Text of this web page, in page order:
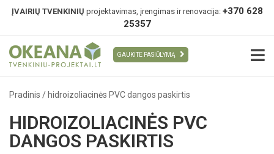
ĮVAIRIŲ TVENKINIŲ projektavimas, įrengimas ir renovacija: +370 628
25357
GAUKITE PASIŪLYMĄ
Pradinis / hidroizoliacinės PVC dangos paskirtis
HIDROIZOLIACINĖS PVC
DANGOS PASKIRTIS